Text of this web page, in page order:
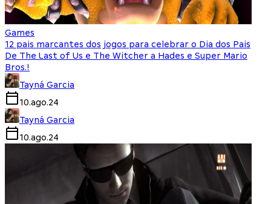
Games
12 pais marcantes dos jogos para celebrar o Dia dos Pais
De The Last of Us e The Witcher a Hades e Super Mario
Bros.!
Tayná Garcia
10.ago.24
Tayná Garcia
10.ago.24